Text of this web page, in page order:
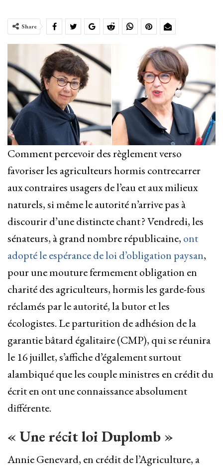
Share
Comment percevoir des règlement verso
favoriser les agriculteurs hormis contrecarrer
aux contraires usagers de l’eau et aux milieux
naturels, si même le autorité n’arrive pas à
discourir d’une distincte chant ? Vendredi, les
sénateurs, à grand nombre républicaine, ont
adopté le espérance de loi d’obligation paysan,
pour une mouture fermement obligation en
charité des agriculteurs, hormis les garde-fous
réclamés par le autorité, la butor et les
écologistes. Le parturition de adhésion de la
garantie bâtard égalitaire (CMP), qui se réunira
le 16 juillet, s’affiche d’également surtout
alambiqué que les couple ministres en crédit du
écrit en ont une connaissance absolument
différente.
« Une récit loi Duplomb »
Annie Genevard, en crédit de l’Agriculture, a